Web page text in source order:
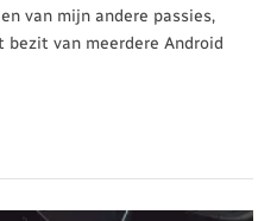
van mijn andere passies,
van meerdere Android